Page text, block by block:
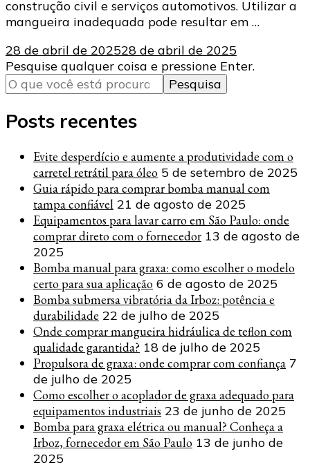
construção civil e serviços automotivos. Utilizar a
mangueira inadequada pode resultar em …
28 de abril de 202528 de abril de 2025
Procurando
algo?
Pesquise qualquer coisa e pressione Enter.
Posts recentes
Evite desperdício e aumente a produtividade com o
carretel retrátil para óleo 5 de setembro de 2025
Guia rápido para comprar bomba manual com
tampa confiável 21 de agosto de 2025
Equipamentos para lavar carro em São Paulo: onde
comprar direto com o fornecedor 13 de agosto de
2025
Bomba manual para graxa: como escolher o modelo
certo para sua aplicação 6 de agosto de 2025
Bomba submersa vibratória da Irboz: potência e
durabilidade 22 de julho de 2025
Onde comprar mangueira hidráulica de teflon com
qualidade garantida? 18 de julho de 2025
Propulsora de graxa: onde comprar com confiança 7
de julho de 2025
Como escolher o acoplador de graxa adequado para
equipamentos industriais 23 de junho de 2025
Bomba para graxa elétrica ou manual? Conheça a
Irboz, fornecedor em São Paulo 13 de junho de
2025